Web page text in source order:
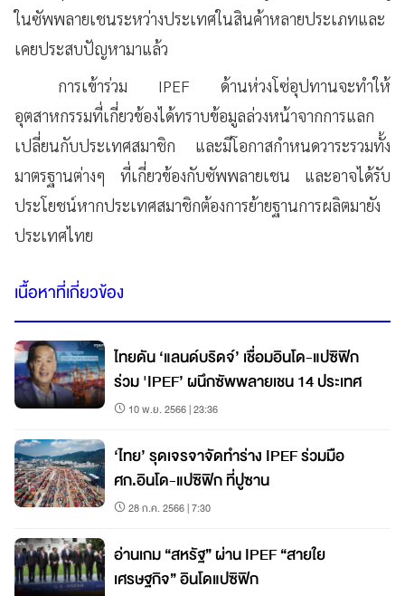
ในซัพพลายเชนระหว่างประเทศในสินค้าหลายประเภทและ
เคยประสบปัญหามาแล้ว
การเข้าร่วม IPEF ด้านห่วงโซ่อุปทานจะทำให้
อุตสาหกรรมที่เกี่ยวข้องได้ทราบข้อมูลล่วงหน้าจากการแลก
เปลี่ยนกับประเทศสมาชิก และมีโอกาสกำหนดวาระรวมทั้ง
มาตรฐานต่างๆ ที่เกี่ยวข้องกับซัพพลายเชน และอาจได้รับ
ประโยชน์หากประเทศสมาชิกต้องการย้ายฐานการผลิตมายัง
ประเทศไทย
เนื้อหาที่เกี่ยวข้อง
ไทยดัน ‘แลนด์บริดจ์’ เชื่อมอินโด-แปซิฟิก
ร่วม 'IPEF’ ผนึกซัพพลายเชน 14 ประเทศ
10 พ.ย. 2566 | 23:36
‘ไทย’ รุดเจรจาจัดทำร่าง IPEF ร่วมมือ
ศก.อินโด-แปซิฟิก ที่ปูซาน
28 ก.ค. 2566 | 7:30
อ่านเกม “สหรัฐ” ผ่าน IPEF “สายใย
เศรษฐกิจ” อินโดแปซิฟิก